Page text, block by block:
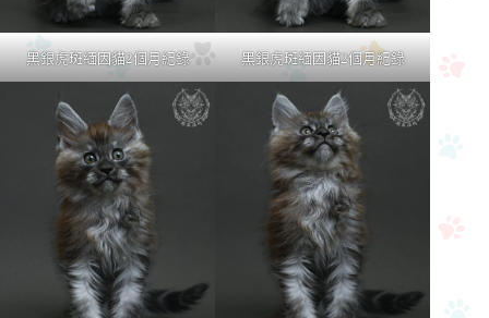
黑銀虎斑緬因貓2個月紀錄 黑銀虎斑緬因貓2個月紀錄